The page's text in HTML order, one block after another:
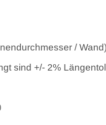
/ Wand)
sind +/- 2%